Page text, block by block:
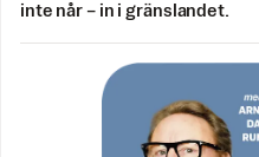
inte når – in i gränslandet.